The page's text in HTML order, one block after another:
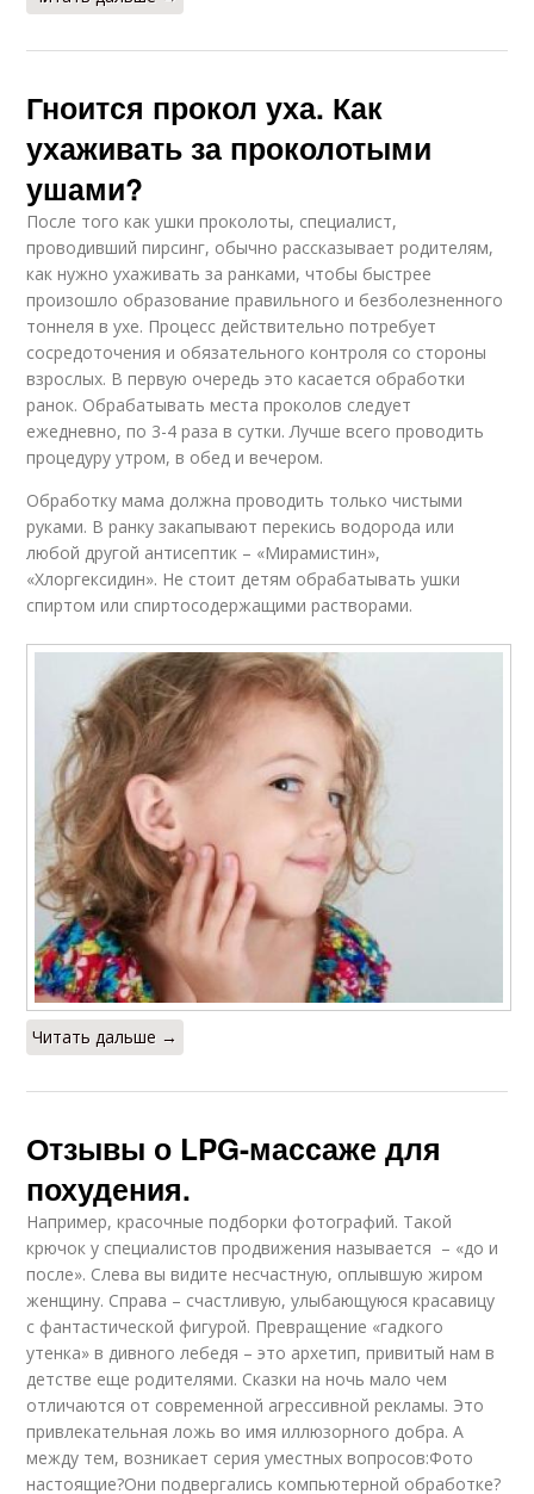
Гноится прокол уха. Как
ухаживать за проколотыми
ушами?
После того как ушки проколоты, специалист,
проводивший пирсинг, обычно рассказывает родителям,
как нужно ухаживать за ранками, чтобы быстрее
произошло образование правильного и безболезненного
тоннеля в ухе. Процесс действительно потребует
сосредоточения и обязательного контроля со стороны
взрослых. В первую очередь это касается обработки
ранок. Обрабатывать места проколов следует
ежедневно, по 3-4 раза в сутки. Лучше всего проводить
процедуру утром, в обед и вечером.
Обработку мама должна проводить только чистыми
руками. В ранку закапывают перекись водорода или
любой другой антисептик – «Мирамистин»,
«Хлоргексидин». Не стоит детям обрабатывать ушки
спиртом или спиртосодержащими растворами.
Читать дальше →
Отзывы о LPG-массаже для
похудения.
Например, красочные подборки фотографий. Такой
крючок у специалистов продвижения называется – «до и
после». Слева вы видите несчастную, оплывшую жиром
женщину. Справа – счастливую, улыбающуюся красавицу
с фантастической фигурой. Превращение «гадкого
утенка» в дивного лебедя – это архетип, привитый нам в
детстве еще родителями. Сказки на ночь мало чем
отличаются от современной агрессивной рекламы. Это
привлекательная ложь во имя иллюзорного добра. А
между тем, возникает серия уместных вопросов:Фото
настоящие?Они подвергались компьютерной обработке?